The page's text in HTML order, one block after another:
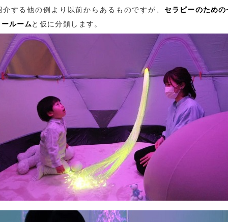
介する他の例より以前からあるものですが、 セラピーのための
ルームと仮に分類します。